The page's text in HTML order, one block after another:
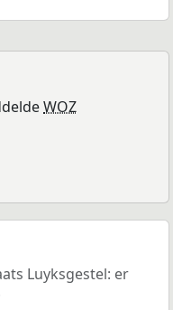
WOZ
Luyksgestel: er